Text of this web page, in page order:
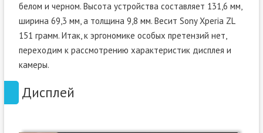
белом и черном. Высота устройства составляет 131,6 мм,
ширина 69,3 мм, а толщина 9,8 мм. Весит Sony Xperia ZL
151 грамм. Итак, к эргономике особых претензий нет,
переходим к рассмотрению характеристик дисплея и
камеры.
Дисплей